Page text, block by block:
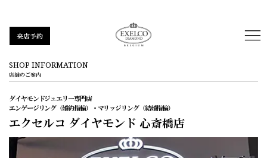
SHOP INFORMATION
店舗のご案内
ダイヤモンドジュエリー専門店
エンゲージリング（婚約指輪）・マリッジリング（結婚指輪）
エクセルコ ダイヤモンド 心斎橋店
来店予約